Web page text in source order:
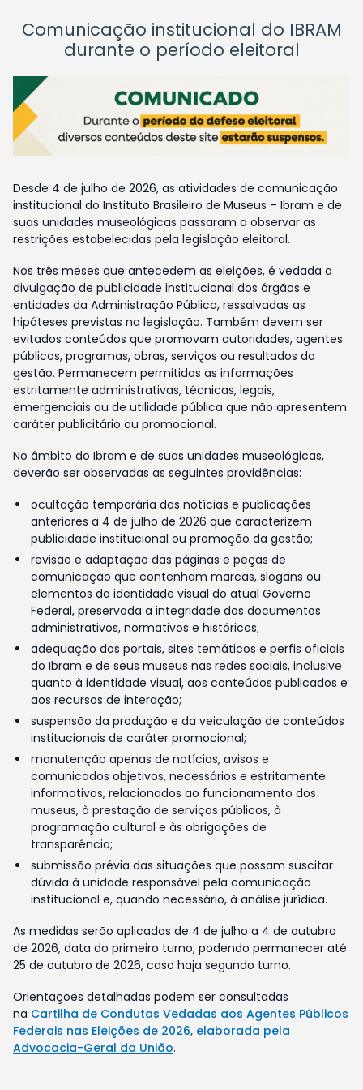
Comunicação institucional do IBRAM
durante o período eleitoral
Desde 4 de julho de 2026, as atividades de comunicação
institucional do Instituto Brasileiro de Museus – Ibram e de
suas unidades museológicas passaram a observar as
restrições estabelecidas pela legislação eleitoral.
Nos três meses que antecedem as eleições, é vedada a
divulgação de publicidade institucional dos órgãos e
entidades da Administração Pública, ressalvadas as
hipóteses previstas na legislação. Também devem ser
evitados conteúdos que promovam autoridades, agentes
públicos, programas, obras, serviços ou resultados da
gestão. Permanecem permitidas as informações
estritamente administrativas, técnicas, legais,
emergenciais ou de utilidade pública que não apresentem
caráter publicitário ou promocional.
No âmbito do Ibram e de suas unidades museológicas,
deverão ser observadas as seguintes providências:
ocultação temporária das notícias e publicações
anteriores a 4 de julho de 2026 que caracterizem
publicidade institucional ou promoção da gestão;
revisão e adaptação das páginas e peças de
comunicação que contenham marcas, slogans ou
elementos da identidade visual do atual Governo
Federal, preservada a integridade dos documentos
administrativos, normativos e históricos;
adequação dos portais, sites temáticos e perfis oficiais
do Ibram e de seus museus nas redes sociais, inclusive
quanto à identidade visual, aos conteúdos publicados e
aos recursos de interação;
suspensão da produção e da veiculação de conteúdos
institucionais de caráter promocional;
manutenção apenas de notícias, avisos e
comunicados objetivos, necessários e estritamente
informativos, relacionados ao funcionamento dos
museus, à prestação de serviços públicos, à
programação cultural e às obrigações de
transparência;
submissão prévia das situações que possam suscitar
dúvida à unidade responsável pela comunicação
institucional e, quando necessário, à análise jurídica.
As medidas serão aplicadas de 4 de julho a 4 de outubro
de 2026, data do primeiro turno, podendo permanecer até
25 de outubro de 2026, caso haja segundo turno.
Orientações detalhadas podem ser consultadas
na Cartilha de Condutas Vedadas aos Agentes Públicos
Federais nas Eleições de 2026, elaborada pela
Advocacia-Geral da União.